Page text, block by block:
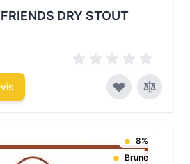
DRY STOUT
8%
Brune
disponibles :